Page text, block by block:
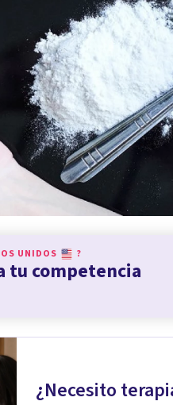
UNIDOS ?
tu competencia
¿Necesito